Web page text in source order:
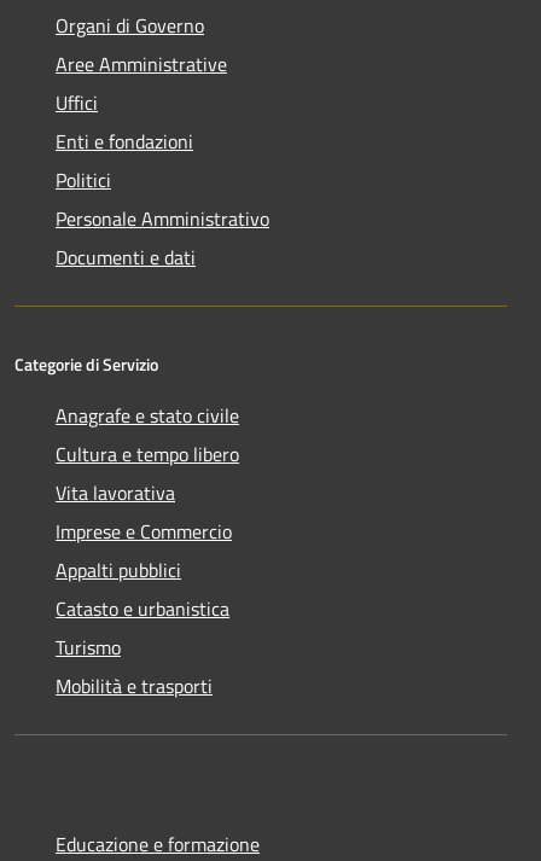
Organi di Governo
Aree Amministrative
Uffici
Enti e fondazioni
Politici
Personale Amministrativo
Documenti e dati
Categorie di Servizio
Anagrafe e stato civile
Cultura e tempo libero
Vita lavorativa
Imprese e Commercio
Appalti pubblici
Catasto e urbanistica
Turismo
Mobilità e trasporti
Educazione e formazione